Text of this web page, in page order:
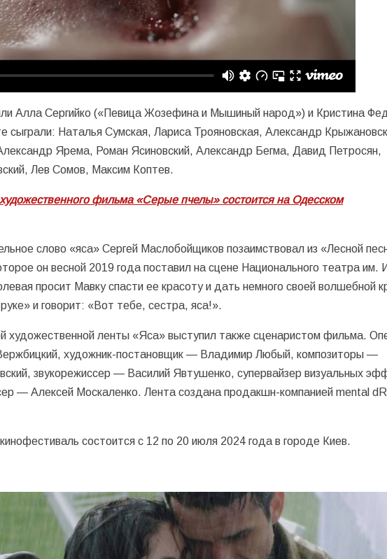
Алла Сергийко («Певица Жозефина и Мышиный народ») и Кристина
сыграли: Наталья Сумская, Лариса Трояновская, Александр
Ярема, Роман Ясиновский, Александр Бегма, Давид Петросян,
Лев Сомов, Максим Коптев.
фильма «Серые пчелы» состоится на Одесском
слово «яса» Сергей Маслобойщиков позаимствовал из «Лесной
он весной 2019 года поставил на сцене Национального театра им.
просит Мавку спасти ее красоту и дать немного своей волшебной
и говорит: «Вот тебе, сестра, яса!».
художественной ленты «Яса» выступил также сценаристом фильма.
художник-постановщик — Владимир Любый, композиторы —
звукорежиссер — Василий Явтушенко, супервайзер визуальных
— Алексей Москаленко. Лента создана продакшн-компанией mental
состоится с 12 по 20 июля 2024 года в городе Киев.